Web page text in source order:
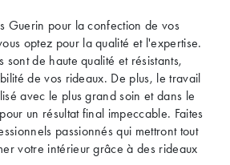
Guerin pour la confection de vos
optez pour la qualité et l'expertise.
sont de haute qualité et résistants,
de vos rideaux. De plus, le travail
avec le plus grand soin et dans le
un résultat final impeccable. Faites
passionnés qui mettront tout
votre intérieur grâce à des rideaux